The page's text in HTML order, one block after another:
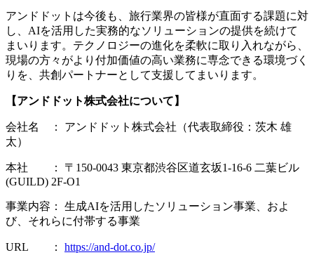
アンドドットは今後も、旅行業界の皆様が直面する課題に対
し、AIを活用した実務的なソリューションの提供を続けて
まいります。テクノロジーの進化を柔軟に取り入れながら、
現場の方々がより付加価値の高い業務に専念できる環境づく
りを、共創パートナーとして支援してまいります。
【アンドドット株式会社について】
会社名 ： アンドドット株式会社（代表取締役：茨木 雄
太）
本社 ： 〒150-0043 東京都渋谷区道玄坂1-16-6 二葉ビル
(GUILD) 2F-O1
事業内容： 生成AIを活用したソリューション事業、およ
び、それらに付帯する事業
URL ： https://and-dot.co.jp/